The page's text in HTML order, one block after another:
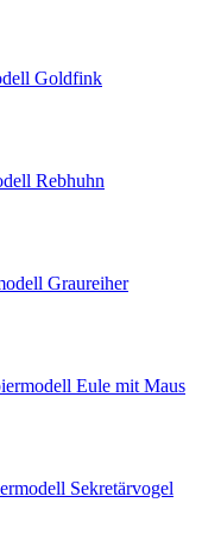
Goldfink
Rebhuhn
Graureiher
Eule mit Maus
Sekretärvogel